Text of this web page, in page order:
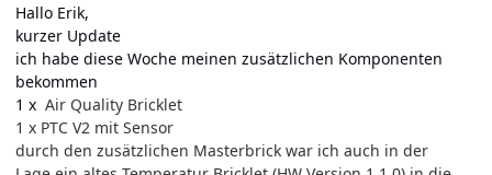
Hallo Erik,
kurzer Update
ich habe diese Woche meinen zusätzlichen Komponenten
bekommen
1 x Air Quality Bricklet
1 x PTC V2 mit Sensor
durch den zusätzlichen Masterbrick war ich auch in der